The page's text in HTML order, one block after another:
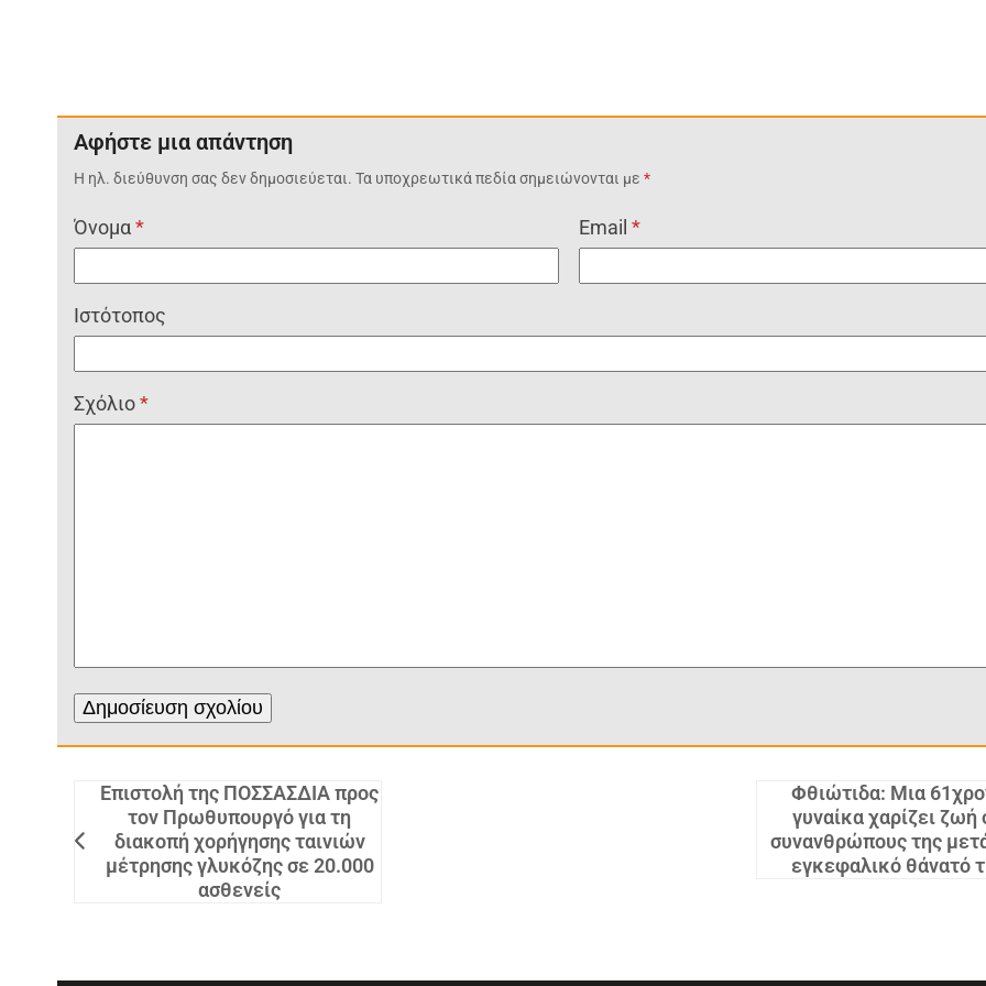
Αφήστε μια απάντηση
Η ηλ. διεύθυνση σας δεν δημοσιεύεται. Τα υποχρεωτικά πεδία σημειώνονται με*
Όνομα* Email*
Ιστότοπος
Σχόλιο*
Επιστολή της ΠΟΣΣΑΣΔΙΑ προς
τον Πρωθυπουργό για τη
διακοπή χορήγησης ταινιών
μέτρησης γλυκόζης σε 20.000
ασθενείς
Φθιώτιδα: Μια
γυναίκα χαρίζει ζωή
συνανθρώπους της
εγκεφαλικό θάνατό